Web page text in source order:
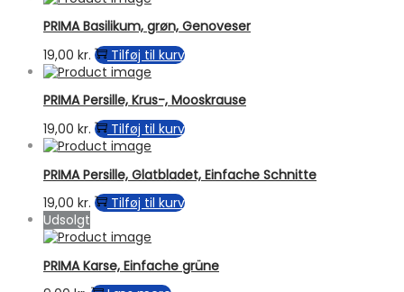
PRIMA Basilikum, grøn, Genoveser
19,00 kr. Tilføj til kurv
PRIMA Persille, Krus-, Mooskrause
19,00 kr. Tilføj til kurv
PRIMA Persille, Glatbladet, Einfache Schnitte
19,00 kr.
Tilføj til kurv
Udsolgt
PRIMA Karse, Einfache grüne